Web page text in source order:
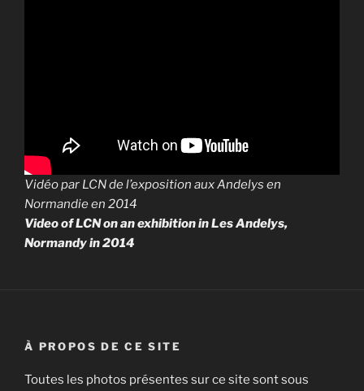
Vidéo par LCN de l’exposition aux Andelys en
Normandie en 2014
Video of LCN on an exhibition in Les Andelys,
Normandy in 2014
À PROPOS DE CE SITE
Toutes les photos présentes sur ce site sont sous